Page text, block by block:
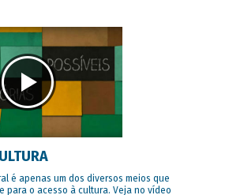
é apenas um dos diversos meios que
para o acesso à cultura. Veja no vídeo